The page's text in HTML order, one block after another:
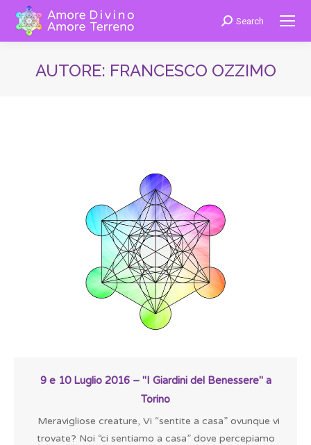
Cerca:Search
AUTORE: FRANCESCO OZZIMO
9 e 10 Luglio 2016 – "I Giardini del Benessere" a
Torino
Meravigliose creature, Vi “sentite a casa” ovunque vi
trovate? Noi “ci sentiamo a casa” dove percepiamo